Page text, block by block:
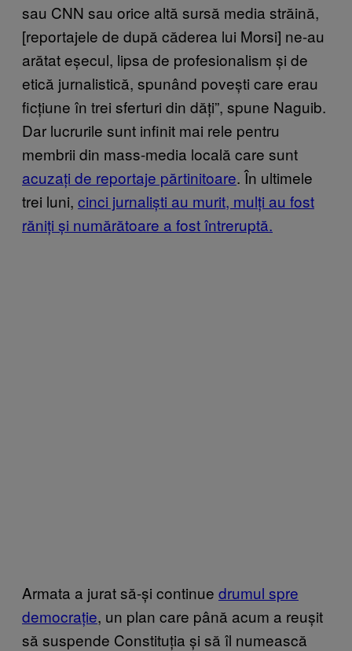
sau CNN sau orice altă sursă media străină,
[reportajele de după căderea lui Morsi] ne-au
arătat eșecul, lipsa de profesionalism și de
etică jurnalistică, spunând povești care erau
ficțiune în trei sferturi din dăți”, spune Naguib.
Dar lucrurile sunt infinit mai rele pentru
membrii din mass-media locală care sunt
acuzați de reportaje părtinitoare. În ultimele
trei luni, cinci jurnaliști au murit, mulți au fost
răniți și numărătoare a fost întreruptă.
Armata a jurat să-și continue drumul spre
democrație, un plan care până acum a reușit
să suspende Constituția și să îl numească